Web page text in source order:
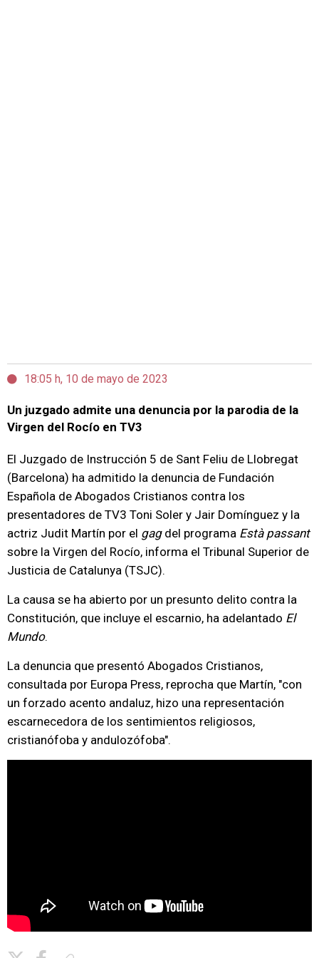
18:05 h, 10 de mayo de 2023
Un juzgado admite una denuncia por la parodia de la
Virgen del Rocío en TV3
El Juzgado de Instrucción 5 de Sant Feliu de Llobregat
(Barcelona) ha admitido la denuncia de Fundación
Española de Abogados Cristianos contra los
presentadores de TV3 Toni Soler y Jair Domínguez y la
actriz Judit Martín por el gagdel programa Està passant
sobre la Virgen del Rocío, informa el Tribunal Superior de
Justicia de Catalunya (TSJC).
La causa se ha abierto por un presunto delito contra la
Constitución, que incluye el escarnio, ha adelantado El
Mundo.
La denuncia que presentó Abogados Cristianos,
consultada por Europa Press, reprocha que Martín, "con
un forzado acento andaluz, hizo una representación
escarnecedora de los sentimientos religiosos,
cristianófoba y andulozófoba".